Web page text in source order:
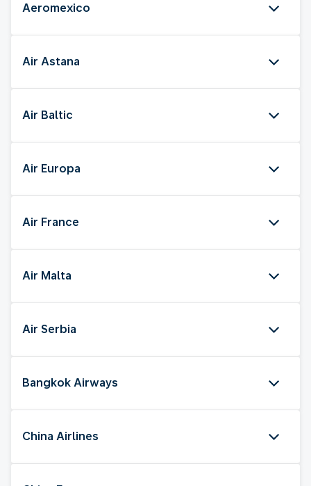
Aeromexico
Air Astana
Air Baltic
Air Europa
Air France
Air Malta
Air Serbia
Bangkok Airways
China Airlines